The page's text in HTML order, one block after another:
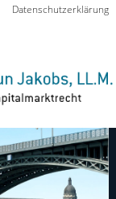
Datenschutzerklärung